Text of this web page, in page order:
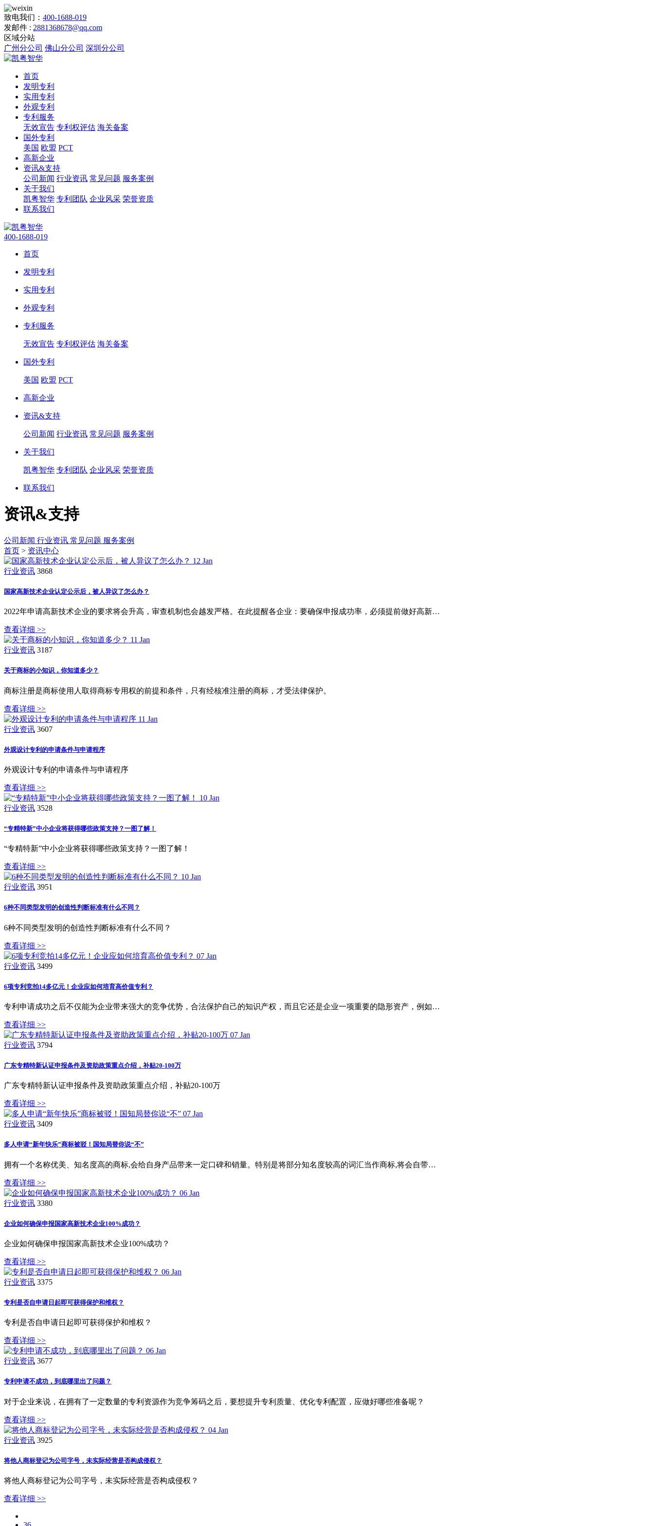
致电我们： 400-1688-019
发邮件 : 2881368678@qq.com
区域分站
广州分公司 佛山分公司 深圳分公司
首页
发明专利
实用专利
外观专利
专利服务
无效宣告 专利权评估 海关备案
国外专利
美国 欧盟 PCT
高新企业
资讯&支持
公司新闻 行业资讯 常见问题 服务案例
关于我们
凯粤智华 专利团队 企业风采 荣誉资质
联系我们
400-1688-019
首页
发明专利
实用专利
外观专利
专利服务
无效宣告 专利权评估 海关备案
国外专利
美国 欧盟 PCT
高新企业
资讯&支持
公司新闻 行业资讯 常见问题 服务案例
关于我们
凯粤智华 专利团队 企业风采 荣誉资质
联系我们
资讯&支持
公司新闻 行业资讯 常见问题 服务案例
首页 > 资讯中心
12 Jan
行业资讯 3868
国家高新技术企业认定公示后，被人异议了怎么办？
2022年申请高新技术企业的要求将会升高，审查机制也会越发严格。在此提醒各企业：要确保申报成功率，必须提前做好高新…
查看详细 >>
11 Jan
行业资讯 3187
关于商标的小知识，你知道多少？
商标注册是商标使用人取得商标专用权的前提和条件，只有经核准注册的商标，才受法律保护。
查看详细 >>
11 Jan
行业资讯 3607
外观设计专利的申请条件与申请程序
外观设计专利的申请条件与申请程序
查看详细 >>
10 Jan
行业资讯 3528
“专精特新”中小企业将获得哪些政策支持？一图了解！
“专精特新”中小企业将获得哪些政策支持？一图了解！
查看详细 >>
10 Jan
行业资讯 3951
6种不同类型发明的创造性判断标准有什么不同？
6种不同类型发明的创造性判断标准有什么不同？
查看详细 >>
07 Jan
行业资讯 3499
6项专利竞拍14多亿元！企业应如何培育高价值专利？
专利申请成功之后不仅能为企业带来强大的竞争优势，合法保护自己的知识产权，而且它还是企业一项重要的隐形资产，例如…
查看详细 >>
07 Jan
行业资讯 3794
广东专精特新认证申报条件及资助政策重点介绍，补贴20-100万
广东专精特新认证申报条件及资助政策重点介绍，补贴20-100万
查看详细 >>
07 Jan
行业资讯 3409
多人申请“新年快乐”商标被驳！国知局替你说“不”
拥有一个名称优美、知名度高的商标,会给自身产品带来一定口碑和销量。特别是将部分知名度较高的词汇当作商标,将会自带…
查看详细 >>
06 Jan
行业资讯 3380
企业如何确保申报国家高新技术企业100%成功？
企业如何确保申报国家高新技术企业100%成功？
查看详细 >>
06 Jan
行业资讯 3375
专利是否自申请日起即可获得保护和维权？
专利是否自申请日起即可获得保护和维权？
查看详细 >>
06 Jan
行业资讯 3677
专利申请不成功，到底哪里出了问题？
对于企业来说，在拥有了一定数量的专利资源作为竞争筹码之后，要想提升专利质量、优化专利配置，应做好哪些准备呢？
查看详细 >>
04 Jan
行业资讯 3925
将他人商标登记为公司字号，未实际经营是否构成侵权？
将他人商标登记为公司字号，未实际经营是否构成侵权？
查看详细 >>